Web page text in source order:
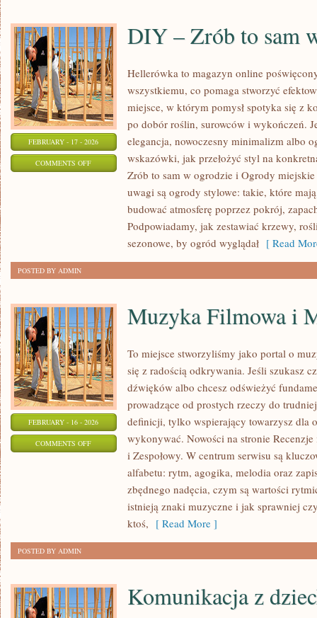
FEBRUARY - 17 - 2026
COMMENTS OFFON
DIY – Zrób to sam
Hellerówka to magazyn online
wszystkiemu, co pomaga stworzyć
miejsce, w którym pomysł spotyka się z
po dobór roślin, surowców i wykończeń.
elegancja, nowoczesny minimalizm albo
wskazówki, jak przełożyć styl na
Zrób to sam w ogrodzie i Ogrody
uwagi są ogrody stylowe: takie, które
budować atmosferę poprzez pokrój,
Podpowiadamy, jak zestawiać krzewy,
sezonowe, by ogród wyglądał [ Read
POSTED BY ADMIN
FEBRUARY - 16 - 2026
COMMENTS OFFON
Muzyka Filmowa i
To miejsce stworzyliśmy jako portal o
się z radością odkrywania. Jeśli szukasz
dźwięków albo chcesz odświeżyć
prowadzące od prostych rzeczy do
definicji, tylko wspierający towarzysz dla
wykonywać. Nowości na stronie
i Zespołowy. W centrum serwisu są
alfabetu: rytm, agogika, melodia oraz
zbędnego nadęcia, czym są wartości
istnieją znaki muzyczne i jak sprawniej
ktoś, [ Read More ]
POSTED BY ADMIN
Komunikacja z